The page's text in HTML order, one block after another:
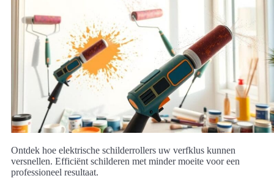
Ontdek hoe elektrische schilderrollers uw verfklus kunnen
versnellen. Efficiënt schilderen met minder moeite voor een
professioneel resultaat.